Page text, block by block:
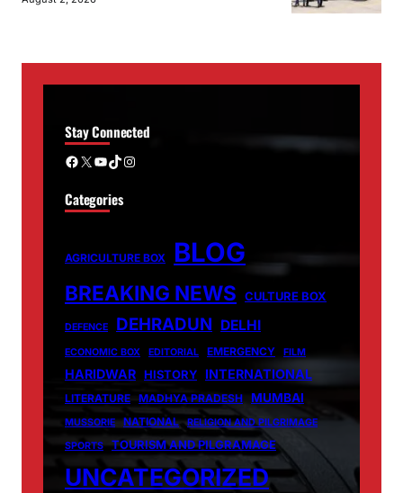
Stay Connected
Facebook X YouTube TikTok Instagram
Categories
AGRICULTURE BOX BLOG
BREAKING NEWS CULTURE BOX
DEFENCE DEHRADUN DELHI
ECONOMIC BOX EDITORIAL EMERGENCY FILM
HARIDWAR HISTORY INTERNATIONAL
LITERATURE MADHYA PRADESH MUMBAI
MUSSORIE NATIONAL
RELIGION AND PILGRIMAGE
SPORTS
TOURISM AND PILGRAMAGE
UNCATEGORIZED